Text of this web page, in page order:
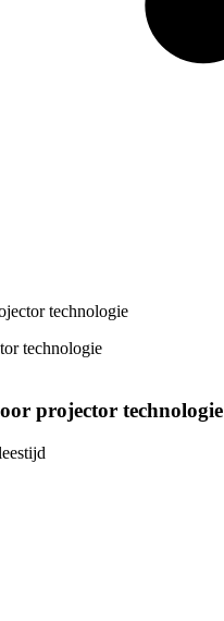
technologie
projector technologie